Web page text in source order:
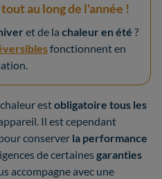
au long de l'année !
et de la chaleur en été ?
fonctionnent en
estobligatoire tous les
Il est cependant
conserver la performance
de certainesgaranties
accompagne avec une